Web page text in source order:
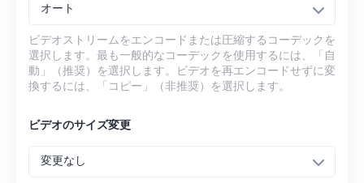
オート
ビデオストリームをエンコードまたは圧縮するコーデックを
選択します。最も一般的なコーデックを使用するには、「自
動」（推奨）を選択します。ビデオを再エンコードせずに変
換するには、「コピー」（非推奨）を選択します。
ビデオのサイズ変更
変更なし